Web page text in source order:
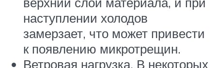
наступлении холодов
замерзает, что может привести
к появлению микротрещин.
Ветровая нагрузка. В некоторых